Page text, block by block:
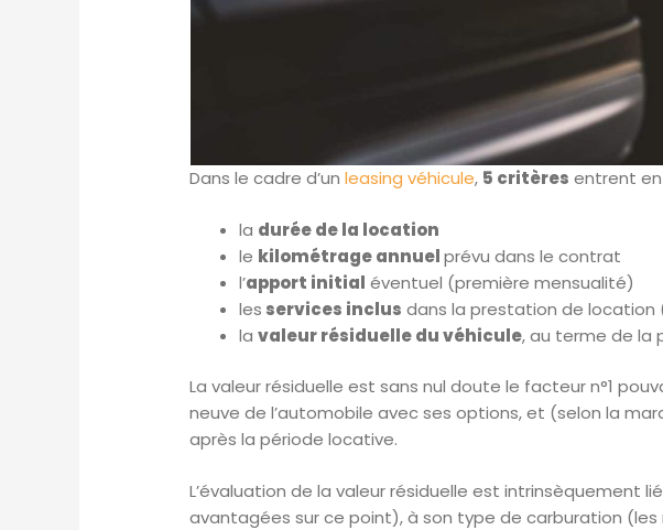
Dans le cadre d’unleasing véhicule, 5 critères entrent
la durée de la location
le kilométrage annuelprévu dans le contrat
l’apport initial éventuel (première mensualité)
les services inclus dans la prestation de location
lavaleur résiduelle du véhicule, au terme de la
La valeur résiduelle est sans nul doute le facteur n°1
neuve de l’automobile avec ses options, et (selon la
après la période locative.
L’évaluation de la valeur résiduelle est intrinsèquement
avantagées sur ce point), à son type de carburation